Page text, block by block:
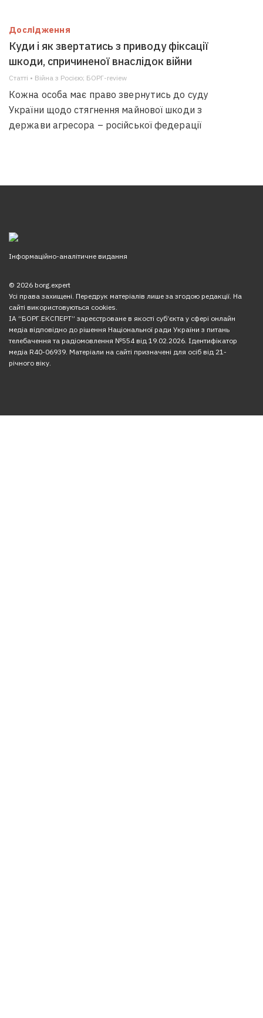
Дослідження
Куди і як звертатись з приводу фіксації
шкоди, спричиненої внаслідок війни
Статті • Війна з Росією; БОРГ-review
Кожна особа має право звернутись до суду
України щодо стягнення майнової шкоди з
держави агресора – російської федерації
Інформаційно-аналітичне видання
© 2026 borg.expert
Усі права захищені. Передрук матеріалів лише за згодою редакції. На
сайті використовуються cookies.
ІА “БОРГ.ЕКСПЕРТ” зареєстроване в якості суб’єкта у сфері онлайн
медіа відповідно до рішення Національної ради України з питань
телебачення та радіомовлення №554 від 19.02.2026. Ідентифікатор
медіа R40-06939. Матеріали на сайті призначені для осіб від 21-
річного віку.